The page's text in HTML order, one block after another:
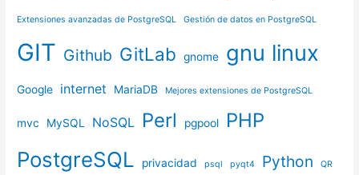
Extensiones avanzadas de PostgreSQL Gestión de datos en PostgreSQL
GIT Github GitLab gnome gnu linux
Google internet MariaDB Mejores extensiones de PostgreSQL
mvc MySQL NoSQL Perl pgpool PHP
PostgreSQL privacidad psql pyqt4 Python QR